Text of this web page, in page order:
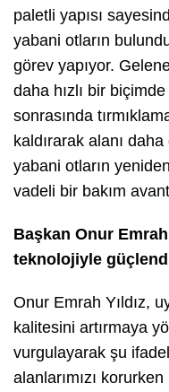
paletli yapısı
yabani otların
görev yapıyor.
daha hızlı bir
sonrasında
kaldırarak alanı
yabani otların
vadeli bir bakım
Başkan Onur Emrah
teknolojiyle
Onur Emrah Yıldız,
kalitesini artırmaya
vurgulayarak şu
alanlarımızı